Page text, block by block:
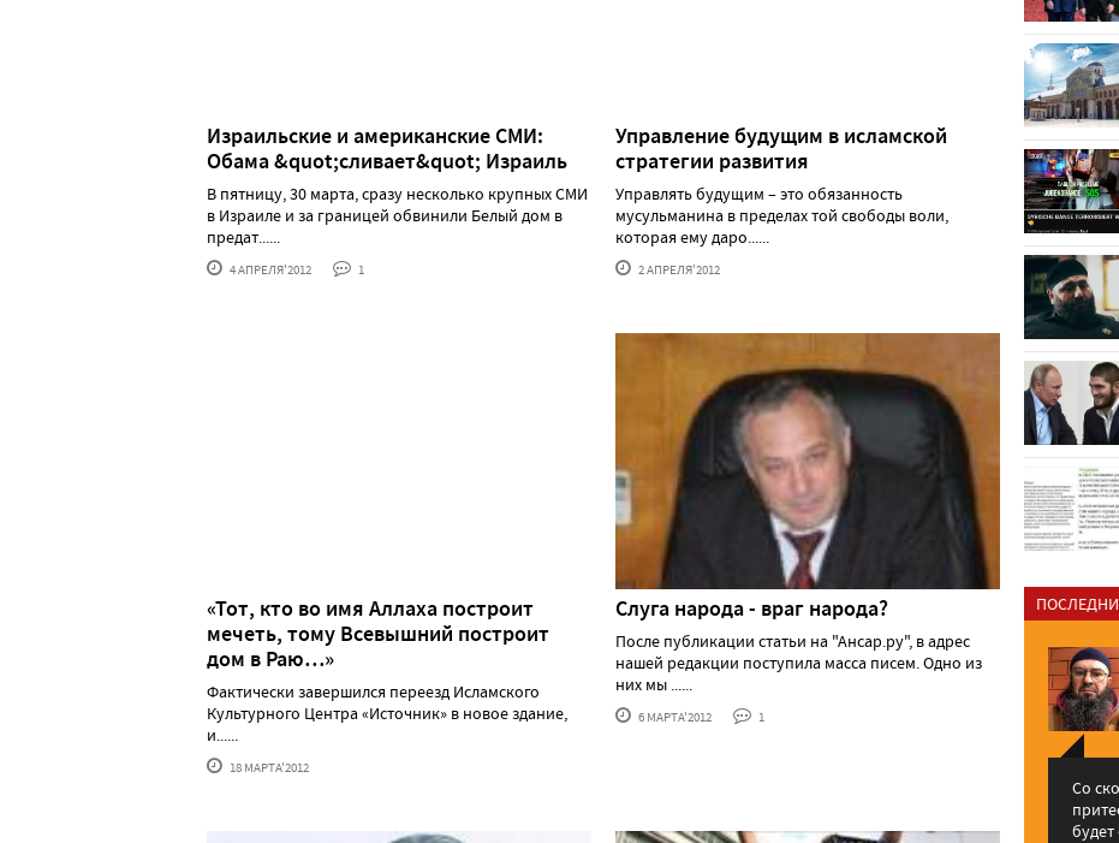
Израильские и американские СМИ:
Обама &quot;сливает&quot; Израиль
В пятницу, 30 марта, сразу несколько крупных СМИ
в Израиле и за границей обвинили Белый дом в
предат......
4 АПРЕЛЯ'2012 1
Управление будущим в исламской
стратегии развития
Управлять будущим – это обязанность
мусульманина в пределах той свободы воли,
которая ему даро......
2 АПРЕЛЯ'2012
«Тот, кто во имя Аллаха построит
мечеть, тому Всевышний построит
дом в Раю…»
Фактически завершился переезд Исламского
Культурного Центра «Источник» в новое здание,
и......
18 МАРТА'2012
Слуга народа - враг народа?
После публикации статьи на "Ансар.ру", в адрес
нашей редакции поступила масса писем. Одно из
них мы ......
6 МАРТА'2012 1
Со
будет